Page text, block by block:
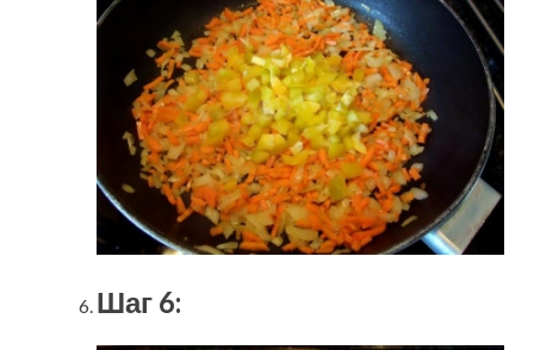
Шаг 6: